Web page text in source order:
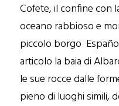
Cofete, il confine con
oceano rabbioso e
piccolo borgo
articolo la baia di
le sue rocce dalle
pieno di luoghi simili,